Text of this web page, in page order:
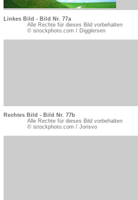
Linkes Bild - Bild Nr. 77a
Alle Rechte für dieses Bild vorbehalten
© istockphoto.com / Digglersen
Rechtes Bild - Bild Nr. 77b
Alle Rechte für dieses Bild vorbehalten
© istockphoto.com / Jorisvo